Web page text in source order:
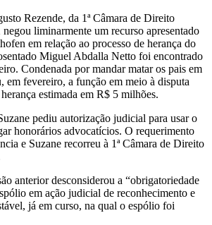
Rezende, da 1ª Câmara de Direito
liminarmente um recurso apresentado
em relação ao processo de herança do
Miguel Abdalla Netto foi encontrado
Condenada por mandar matar os pais em
em fevereiro, a função em meio à disputa
estimada em R$ 5 milhões.
pediu autorização judicial para usar o
honorários advocatícios. O requerimento
e Suzane recorreu à 1ª Câmara de Direito
anterior desconsiderou a “obrigatoriedade
em ação judicial de reconhecimento e
já em curso, na qual o espólio foi